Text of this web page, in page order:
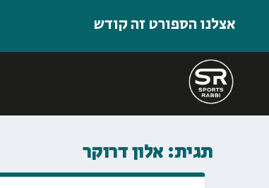
אצלנו הספורט זה קודש
תגית: אלון דרוקר